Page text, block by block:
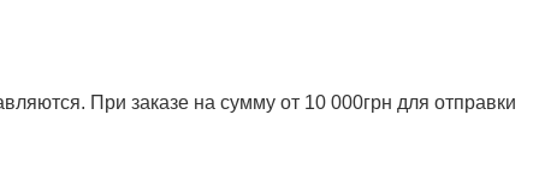
При заказе на сумму от 10 000грн для отправки